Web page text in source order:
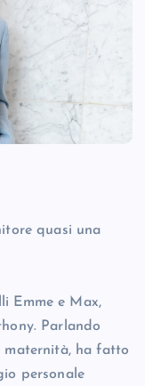
quasi una
Emme e Max,
Parlando
maternità, ha fatto
personale